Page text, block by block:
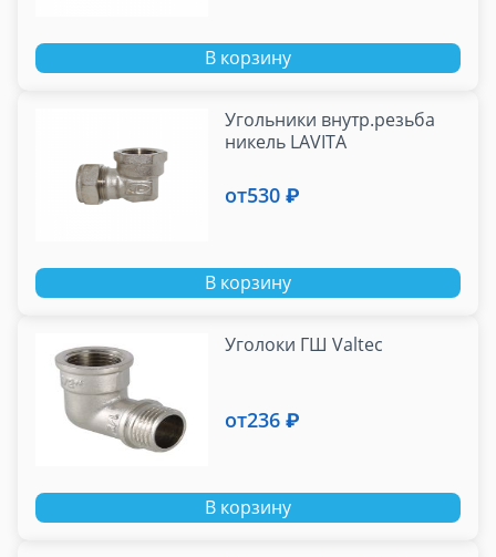
В корзину
Угольники внутр.резьба
никель LAVITA
от530 ₽
В корзину
Уголоки ГШ Valtec
от236 ₽
В корзину